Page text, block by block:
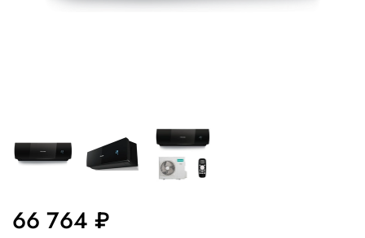
66 764 ₽